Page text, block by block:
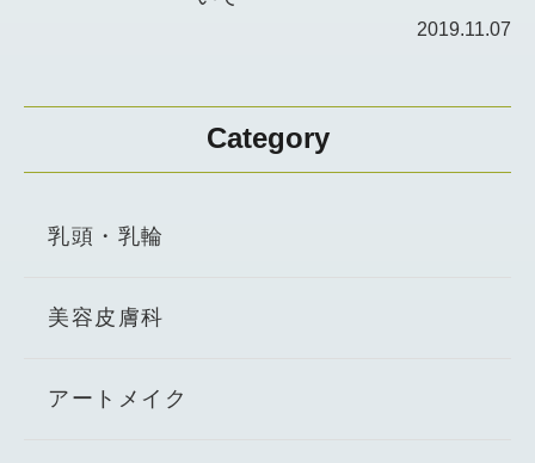
2019.11.07
Category
乳頭・乳輪
美容皮膚科
アートメイク